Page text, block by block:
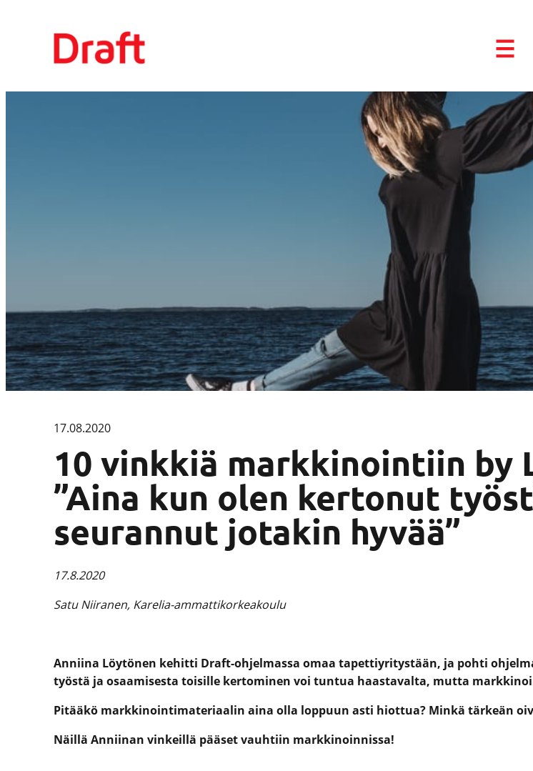
sisältöön
17.08.2020
10 vinkkiä markkinointiin by
”Aina kun olen kertonut
seurannut jotakin hyvää”
17.8.2020
Satu Niiranen, Karelia-ammattikorkeakoulu
Anniina Löytönen kehitti Draft-ohjelmassa omaa tapettiyritystään, ja pohti
työstä ja osaamisesta toisille kertominen voi tuntua haastavalta, mutta
Pitääkö markkinointimateriaalin aina olla loppuun asti hiottua? Minkä tärkeän
Näillä Anniinan vinkeillä pääset vauhtiin markkinoinnissa!